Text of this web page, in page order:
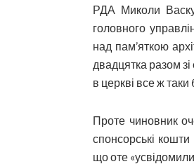
РДА Миколи
головного
над пам’яткою
двадцятка разом
в церкві все ж таки
Проте чиновник
спонсорські
що оте